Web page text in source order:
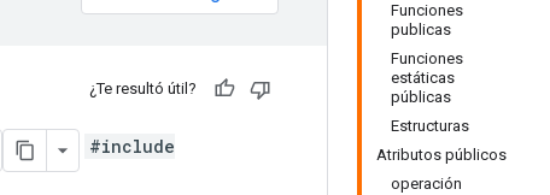
Funciones
publicas
Funciones
estáticas
públicas
Estructuras
Atributos públicos
operación
¿Te resultó útil?
#include